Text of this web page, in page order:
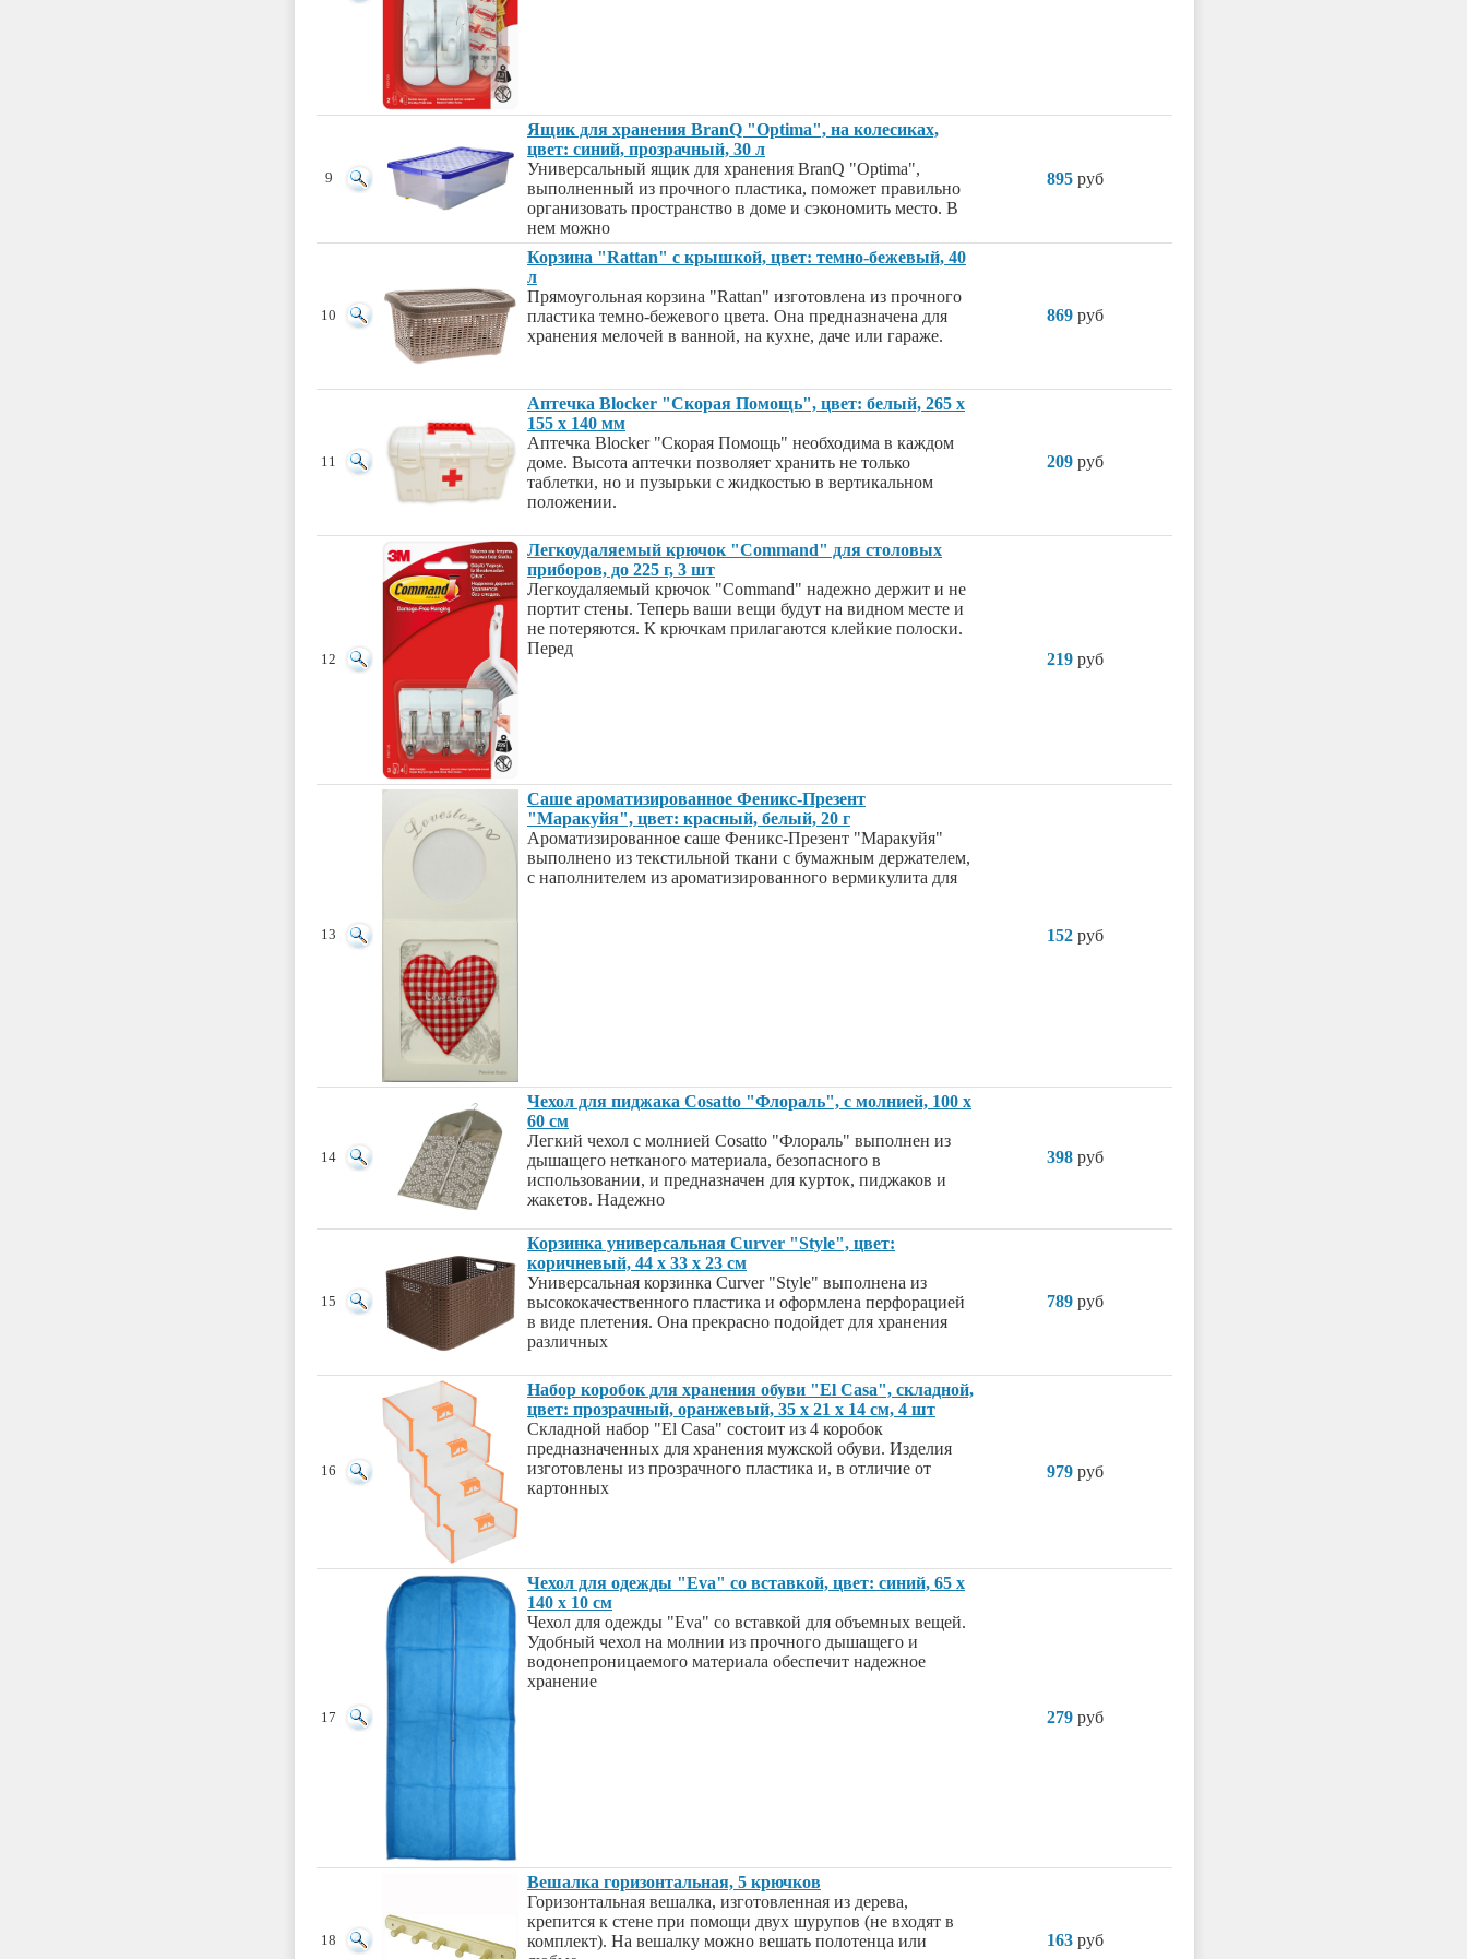
9
Ящик для хранения BranQ "Optima", на колесиках,
цвет: синий, прозрачный, 30 л
Универсальный ящик для хранения BranQ "Optima",
выполненный из прочного пластика, поможет правильно
организовать пространство в доме и сэкономить место. В
нем можно
895 руб
10
Корзина "Rattan" с крышкой, цвет: темно-бежевый, 40
л
Прямоугольная корзина "Rattan" изготовлена из прочного
пластика темно-бежевого цвета. Она предназначена для
хранения мелочей в ванной, на кухне, даче или гараже.
869 руб
11
Аптечка Blocker "Скорая Помощь", цвет: белый, 265 х
155 х 140 мм
Аптечка Blocker "Скорая Помощь" необходима в каждом
доме. Высота аптечки позволяет хранить не только
таблетки, но и пузырьки с жидкостью в вертикальном
положении.
209 руб
12
Легкоудаляемый крючок "Command" для столовых
приборов, до 225 г, 3 шт
Легкоудаляемый крючок "Command" надежно держит и не
портит стены. Теперь ваши вещи будут на видном месте и
не потеряются. К крючкам прилагаются клейкие полоски.
Перед
219 руб
13
Саше ароматизированное Феникс-Презент
"Маракуйя", цвет: красный, белый, 20 г
Ароматизированное саше Феникс-Презент "Маракуйя"
выполнено из текстильной ткани с бумажным держателем,
с наполнителем из ароматизированного вермикулита для
152 руб
14
Чехол для пиджака Cosatto "Флораль", с молнией, 100 х
60 см
Легкий чехол с молнией Cosatto "Флораль" выполнен из
дышащего нетканого материала, безопасного в
использовании, и предназначен для курток, пиджаков и
жакетов. Надежно
398 руб
15
Корзинка универсальная Curver "Style", цвет:
коричневый, 44 х 33 х 23 см
Универсальная корзинка Curver "Style" выполнена из
высококачественного пластика и оформлена перфорацией
в виде плетения. Она прекрасно подойдет для хранения
различных
789 руб
16
Набор коробок для хранения обуви "El Casa", складной,
цвет: прозрачный, оранжевый, 35 х 21 х 14 см, 4 шт
Складной набор "El Casa" состоит из 4 коробок
предназначенных для хранения мужской обуви. Изделия
изготовлены из прозрачного пластика и, в отличие от
картонных
979 руб
17
Чехол для одежды "Eva" со вставкой, цвет: синий, 65 х
140 х 10 см
Чехол для одежды "Eva" со вставкой для объемных вещей.
Удобный чехол на молнии из прочного дышащего и
водонепроницаемого материала обеспечит надежное
хранение
279 руб
18
Вешалка горизонтальная, 5 крючков
Горизонтальная вешалка, изготовленная из дерева,
крепится к стене при помощи двух шурупов (не входят в
комплект). На вешалку можно вешать полотенца или
163 руб